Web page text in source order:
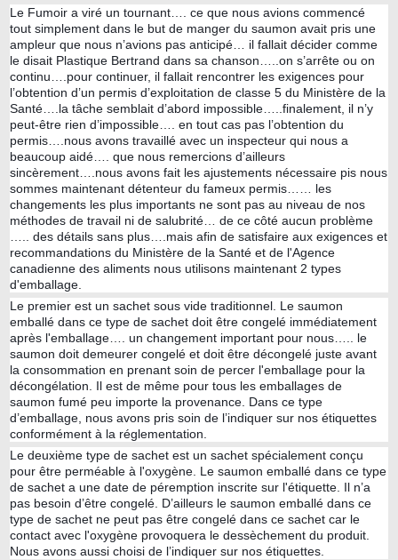
Le Fumoir a viré un tournant…. ce que nous avions commencé
tout simplement dans le but de manger du saumon avait pris une
ampleur que nous n’avions pas anticipé… il fallait décider comme
le disait Plastique Bertrand dans sa chanson…..on s’arrête ou on
continu….pour continuer, il fallait rencontrer les exigences pour
l’obtention d’un permis d’exploitation de classe 5 du Ministère de la
Santé….la tâche semblait d’abord impossible…..finalement, il n’y
peut-être rien d’impossible…. en tout cas pas l’obtention du
permis….nous avons travaillé avec un inspecteur qui nous a
beaucoup aidé…. que nous remercions d’ailleurs
sincèrement….nous avons fait les ajustements nécessaire pis nous
sommes maintenant détenteur du fameux permis…… les
changements les plus importants ne sont pas au niveau de nos
méthodes de travail ni de salubrité… de ce côté aucun problème
….. des détails sans plus….mais afin de satisfaire aux exigences et
recommandations du Ministère de la Santé et de l'Agence
canadienne des aliments nous utilisons maintenant 2 types
d'emballage.
Le premier est un sachet sous vide traditionnel. Le saumon
emballé dans ce type de sachet doit être congelé immédiatement
après l'emballage…. un changement important pour nous….. le
saumon doit demeurer congelé et doit être décongelé juste avant
la consommation en prenant soin de percer l'emballage pour la
décongélation. Il est de même pour tous les emballages de
saumon fumé peu importe la provenance. Dans ce type
d’emballage, nous avons pris soin de l’indiquer sur nos étiquettes
conformément à la réglementation.
Le deuxième type de sachet est un sachet spécialement conçu
pour être perméable à l'oxygène. Le saumon emballé dans ce type
de sachet a une date de péremption inscrite sur l'étiquette. Il n’a
pas besoin d’être congelé. D’ailleurs le saumon emballé dans ce
type de sachet ne peut pas être congelé dans ce sachet car le
contact avec l'oxygène provoquera le dessèchement du produit.
Nous avons aussi choisi de l’indiquer sur nos étiquettes.